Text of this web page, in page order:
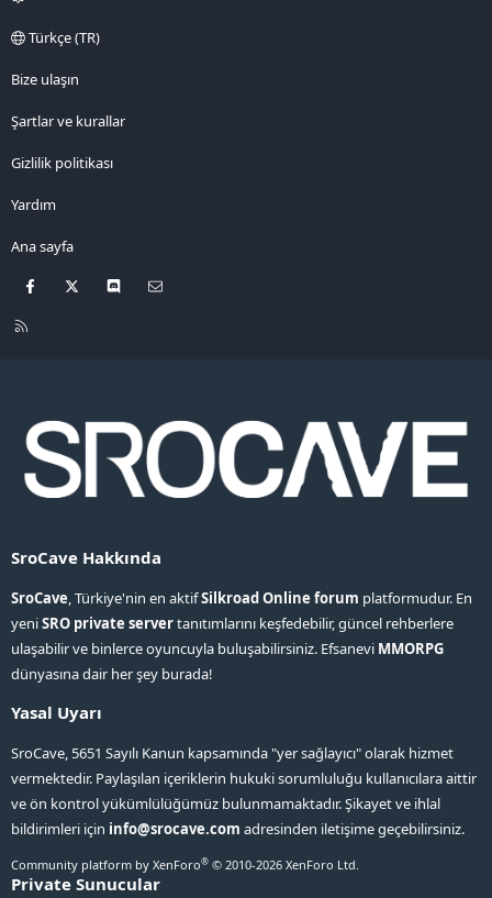
Türkçe (TR)
Bize ulaşın
Şartlar ve kurallar
Gizlilik politikası
Yardım
Ana sayfa
Facebook Discord
R
SroCave Hakkında
SroCave, Türkiye'nin en aktifSilkroad Online forum platformudur. En
yeniSRO private servertanıtımlarını keşfedebilir, güncel rehberlere
ulaşabilir ve binlerce oyuncuyla buluşabilirsiniz. Efsanevi MMORPG
dünyasına dair her şey burada!
Yasal Uyarı
SroCave, 5651 Sayılı Kanun kapsamında "yer sağlayıcı" olarak hizmet
vermektedir. Paylaşılan içeriklerin hukuki sorumluluğu kullanıcılara aittir
ve ön kontrol yükümlülüğümüz bulunmamaktadır. Şikayet ve ihlal
bildirimleri için info@srocave.com adresinden iletişime geçebilirsiniz.
Community platform by XenForo® © 2010-2026 XenForo Ltd.
Private Sunucular